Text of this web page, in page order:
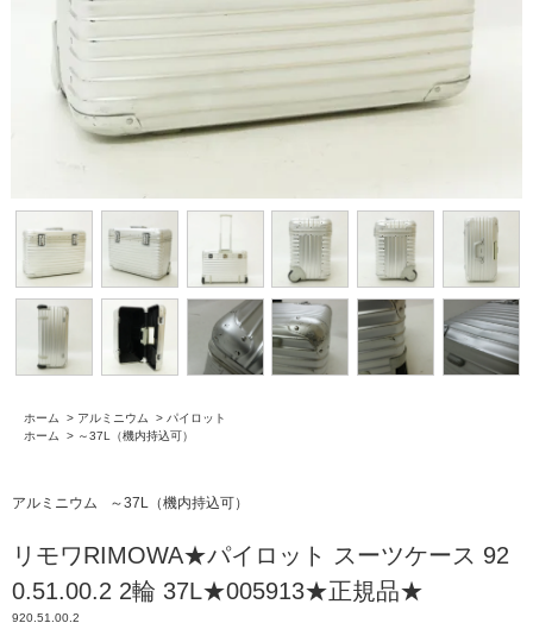
ホーム > アルミニウム > パイロット
ホーム
> ～37L（機内持込可）
アルミニウム ～37L（機内持込可）
リモワRIMOWA★パイロット スーツケース 92
0.51.00.2 2輪 37L★005913★正規品★
920.51.00.2